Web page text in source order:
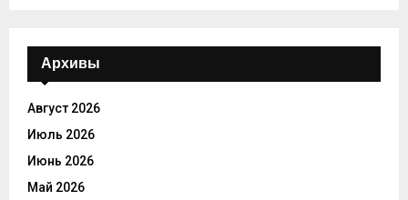
Архивы
Август 2026
Июль 2026
Июнь 2026
Май 2026